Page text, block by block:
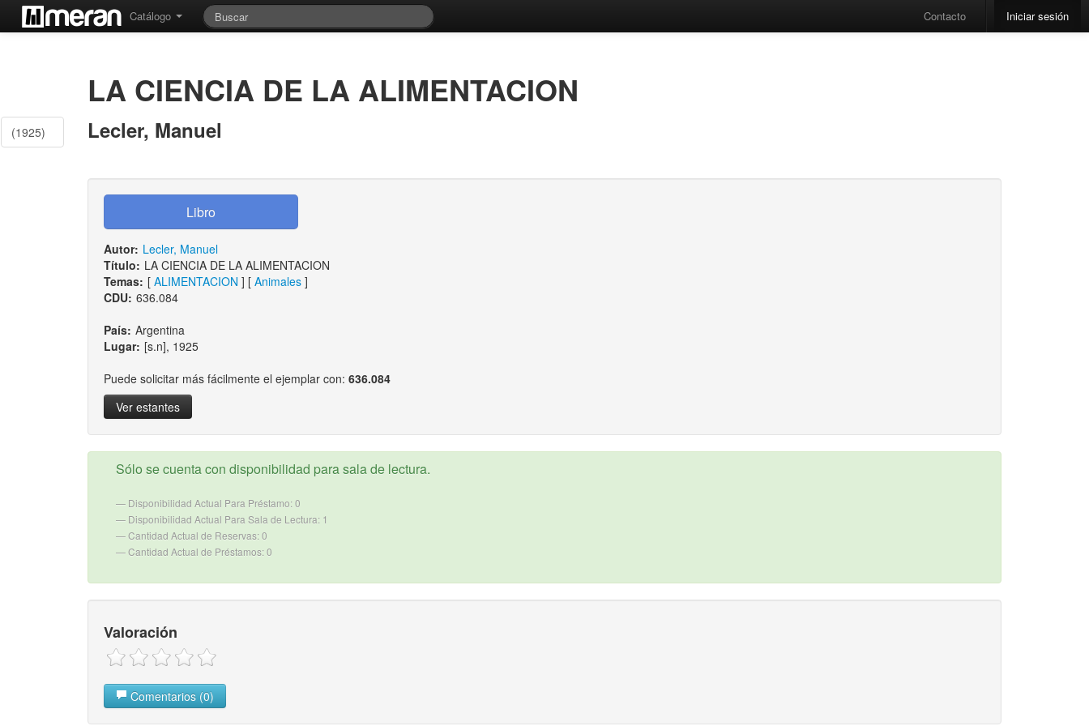
Catálogo Contacto Iniciar sesión
(1925)
LA CIENCIA DE LA ALIMENTACION
Lecler, Manuel
Autor: Lecler, Manuel
Título: LA CIENCIA DE LA ALIMENTACION
Temas: [ ALIMENTACION ] [ Animales]
CDU: 636.084
País: Argentina
Lugar: [s.n], 1925
Puede solicitar más fácilmente el ejemplar con: 636.084
Ver estantes
Sólo se cuenta con disponibilidad para sala de lectura.
Disponibilidad Actual Para Préstamo: 0
Disponibilidad Actual Para Sala de Lectura: 1
Cantidad Actual de Reservas: 0
Cantidad Actual de Préstamos: 0
Valoración
Comentarios (0)